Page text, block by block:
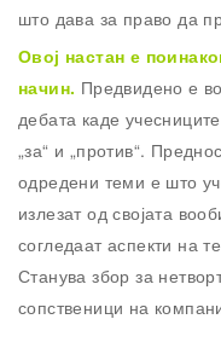
што дава за право да
Овој настан е
начин. Предвидено е
дебата каде
„за“ и „против“.
одредени теми е што
излезат од својата
согледаат аспекти на
Станува збор за
сопственици на